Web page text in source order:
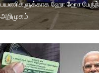
பயணிகளுக்காக ஹோ ஹோ
அறிமுகம்